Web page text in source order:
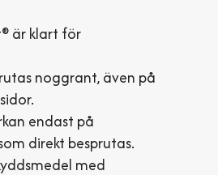
är klart för
noggrant, även på
endast på
direkt besprutas.
med